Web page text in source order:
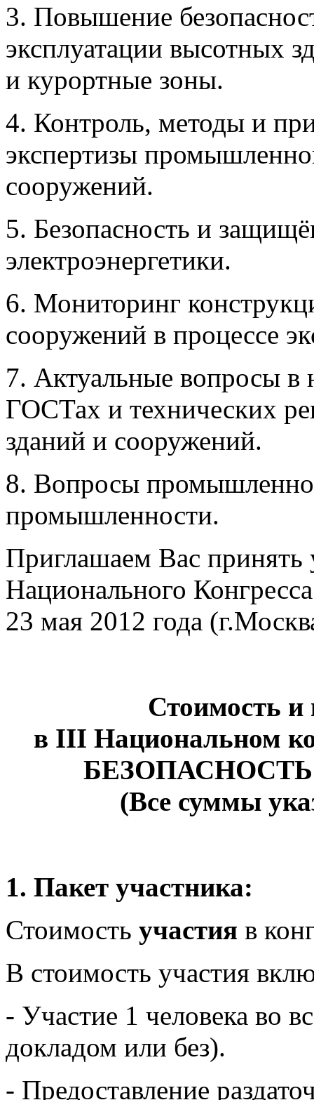
3. Повышение
эксплуатации высотных
и курортные зоны.
4. Контроль, методы и
экспертизы
сооружений.
5. Безопасность и
электроэнергетики.
6. Мониторинг
сооружений в процессе
7. Актуальные вопросы в
ГОСТах и технических
зданий и сооружений.
8. Вопросы
промышленности.
Приглашаем Вас принять
Национального
23 мая 2012 года
Стоимость и
в III Национальном
(Все суммы
1. Пакет участника:
Стоимость участия в
В стоимость участия
- Участие 1 человека во
докладом или без).
- Предоставление